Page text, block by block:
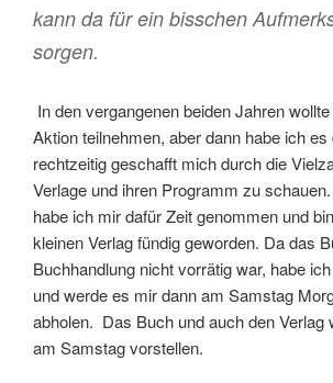
kann da für ein bisschen
sorgen.
In den vergangenen beiden Jahren
Aktion teilnehmen, aber dann habe ich
rechtzeitig geschafft mich durch die
Verlage und ihren Programm zu
habe ich mir dafür Zeit genommen und
kleinen Verlag fündig geworden. Da das
Buchhandlung nicht vorrätig war, habe
und werde es mir dann am Samstag
abholen. Das Buch und auch den Verlag
am Samstag vorstellen.